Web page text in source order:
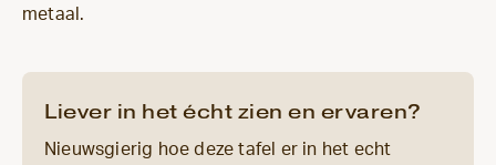
metaal.
Liever in het écht zien en ervaren?
Nieuwsgierig hoe deze tafel er in het echt